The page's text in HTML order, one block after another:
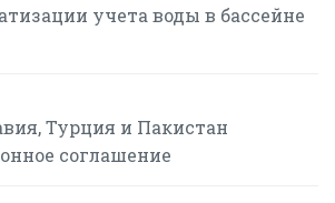
учета воды в бассейне
Турция и Пакистан
соглашение